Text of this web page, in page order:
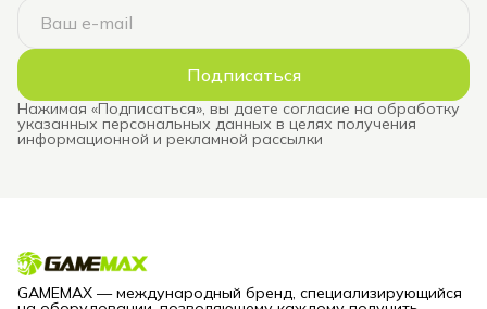
Подписаться
Нажимая «Подписаться», вы даете согласие на обработку
указанных персональных данных в целях получения
информационной и рекламной рассылки
GAMEMAX — международный бренд, специализирующийся